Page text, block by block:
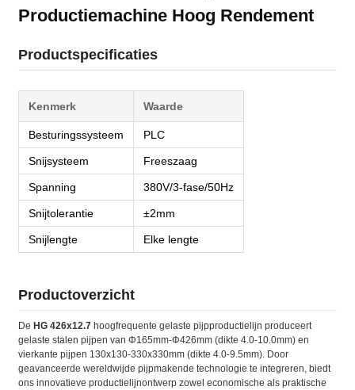
Productiemachine Hoog Rendement
Productspecificaties
Kenmerk Waarde
Besturingssysteem PLC
Snijsysteem Freeszaag
Spanning 380V/3-fase/50Hz
Snijtolerantie ±2mm
Snijlengte Elke lengte
Productoverzicht
De HG 426x12.7 hoogfrequente gelaste pijpproductielijn produceert
gelaste stalen pijpen van Φ165mm-Φ426mm (dikte 4.0-10.0mm) en
vierkante pijpen 130x130-330x330mm (dikte 4.0-9.5mm). Door
geavanceerde wereldwijde pijpmakende technologie te integreren, biedt
ons innovatieve productielijnontwerp zowel economische als praktische